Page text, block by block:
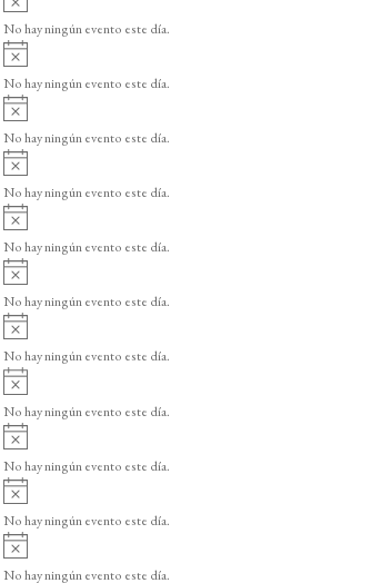
o
v
i
o
No hay ningún evento este día.
v
i
o
No hay ningún evento este día.
v
i
o
No hay ningún evento este día.
v
i
o
No hay ningún evento este día.
v
i
o
No hay ningún evento este día.
v
i
o
No hay ningún evento este día.
v
i
o
No hay ningún evento este día.
A
v
i
o
No hay ningún evento este día.
A
v
i
o
No hay ningún evento este día.
A
v
i
o
No hay ningún evento este día.
v
No hay ningún evento este día.